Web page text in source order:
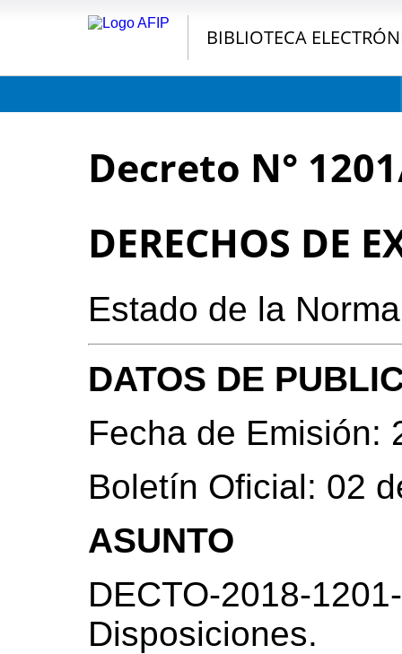
BIBLIOTECA
Decreto N°
DERECHOS DE
Estado de la
DATOS DE
Fecha de Emisión:
Boletín Oficial: 02
ASUNTO
DECTO-2018-
Disposiciones.